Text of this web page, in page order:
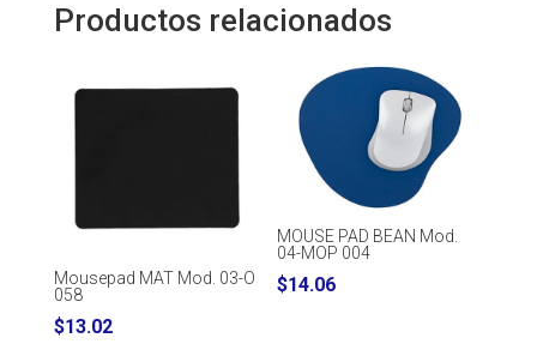
Productos relacionados
Mousepad MAT Mod. 03-O
058
$13.02
MOUSE PAD BEAN Mod.
04-MOP 004
$14.06